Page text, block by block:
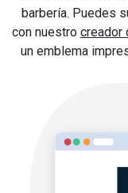
barbería. Puedes
con nuestro creador
un emblema